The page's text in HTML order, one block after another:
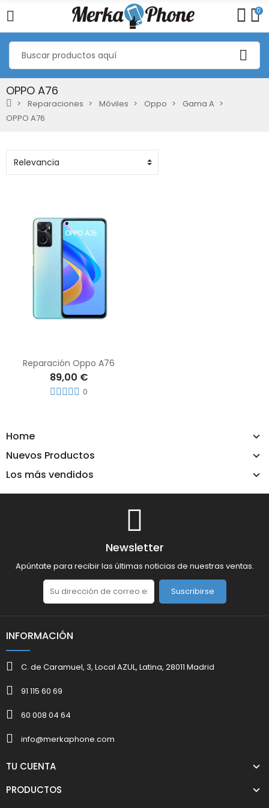
0
OPPO A76
Reparaciones Móviles Oppo
Gama A
OPPO A76
Home
Nuevos Productos
Los más vendidos
Reparación Oppo A76
89,00 €
0
Newsletter
Apúntate para recibir las últimas noticias de nuestras ventas.
Suscribirse
INFORMACIÓN
C. de Caramuel, 3, Local AZUL, Latina, 28011 Madrid
91 115 60 69
60 008 04 64
info@merkaphone.com
TU CUENTA
PRODUCTOS